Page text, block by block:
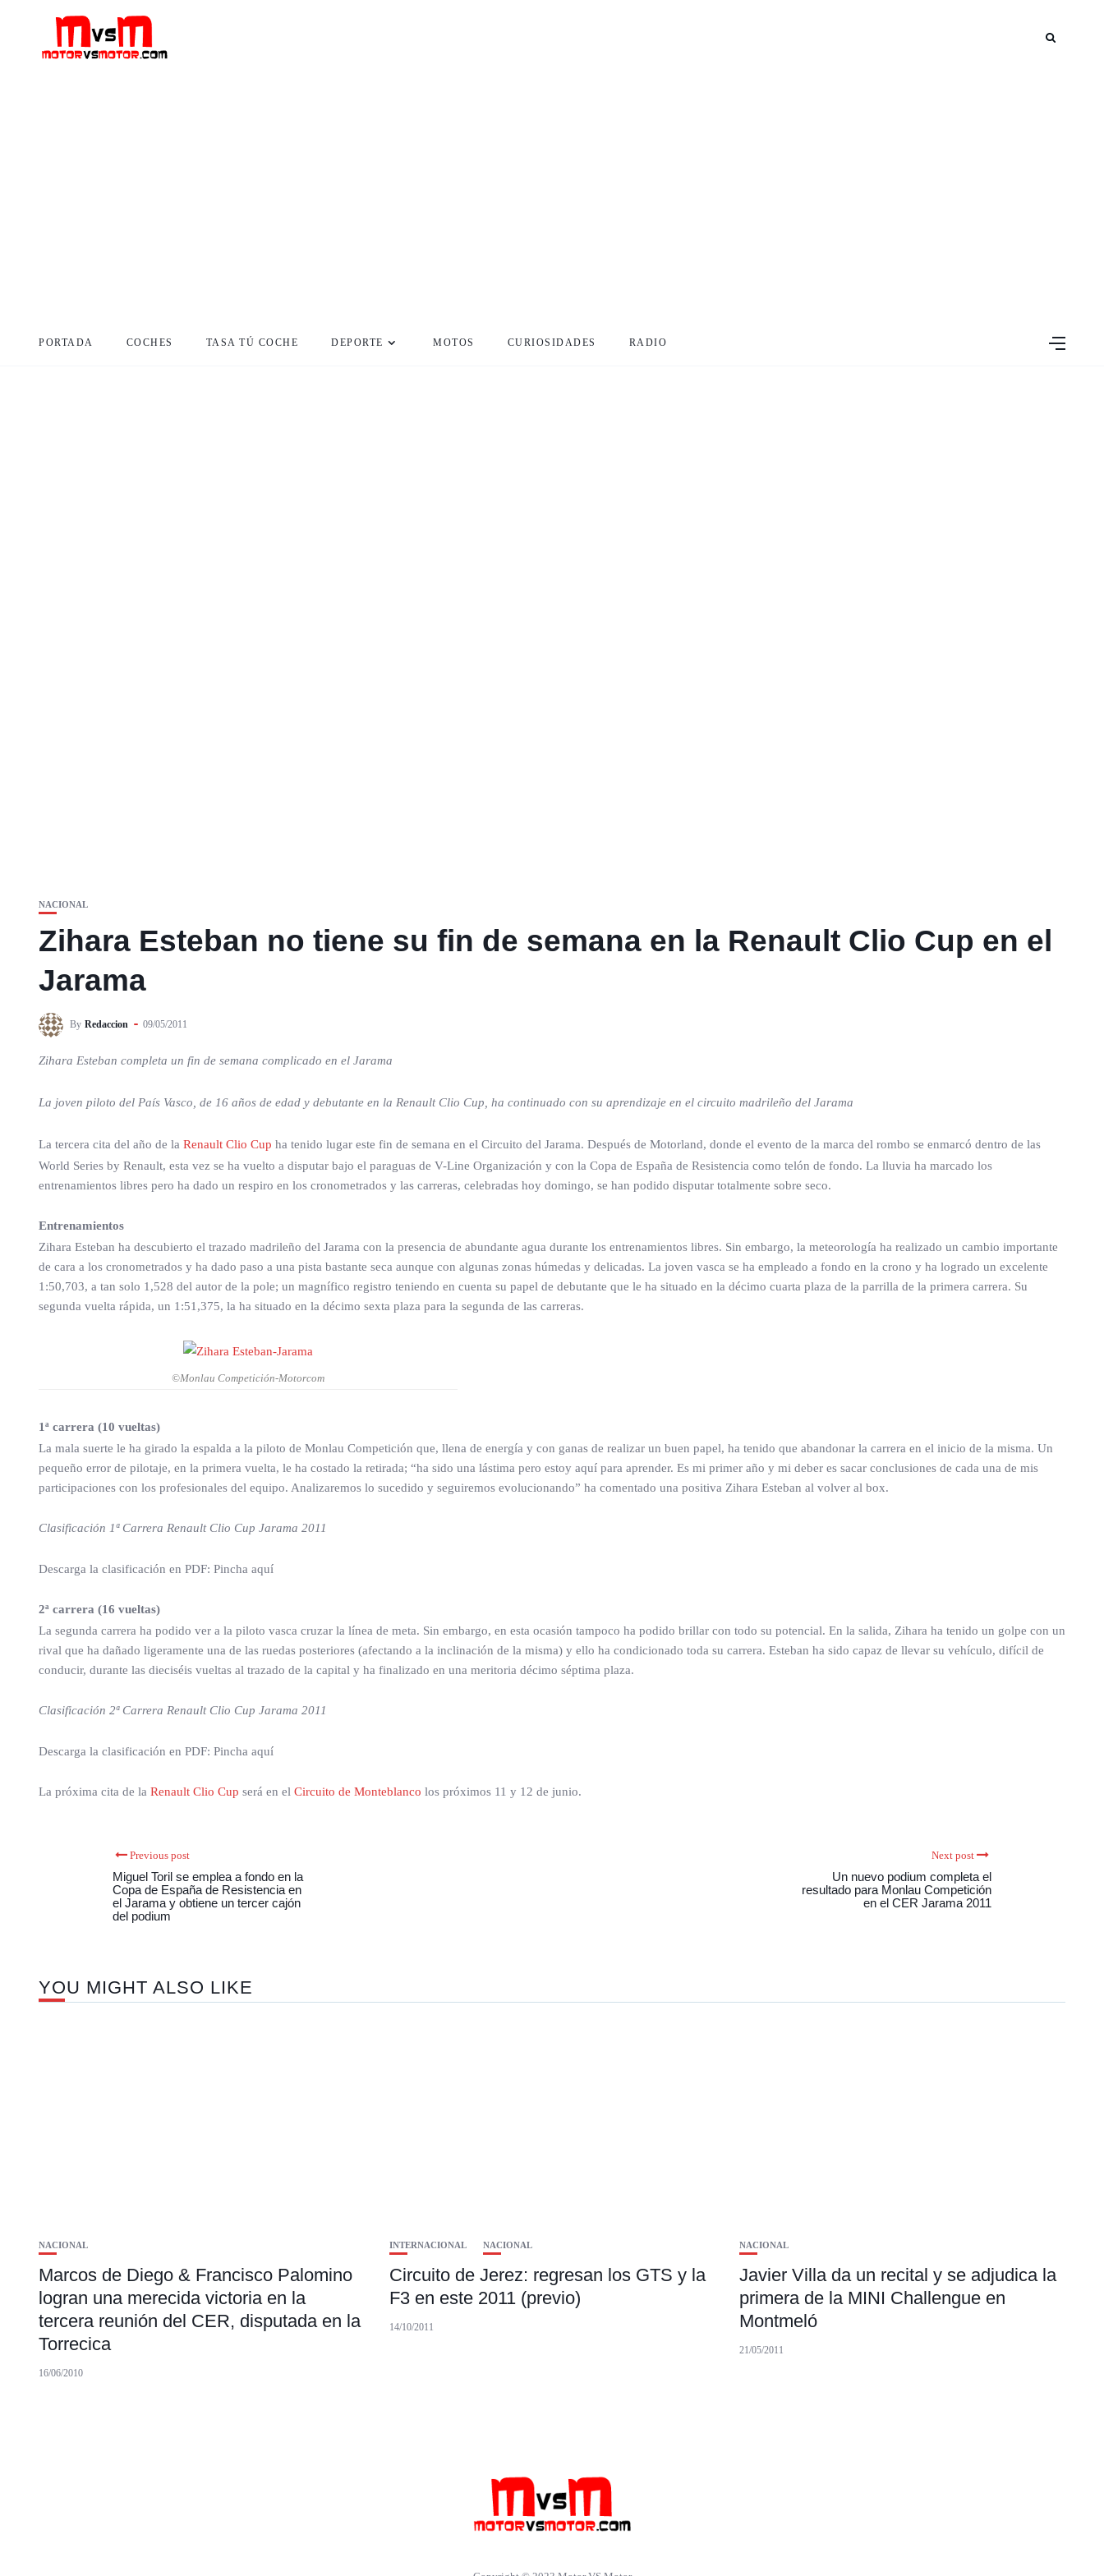
PORTADA COCHES TASA TÚ COCHE DEPORTE MOTOS CURIOSIDADES RADIO
NACIONAL
Zihara Esteban no tiene su fin de semana en la Renault Clio Cup en el
Jarama
By Redaccion 09/05/2011
Zihara Esteban completa un fin de semana complicado en el Jarama
La joven piloto del País Vasco, de 16 años de edad y debutante en la Renault Clio Cup, ha continuado con su aprendizaje en el circuito madrileño del Jarama
La tercera cita del año de la Renault Clio Cup ha tenido lugar este fin de semana en el Circuito del Jarama. Después de Motorland, donde el evento de la marca del rombo se enmarcó dentro de las
World Series by Renault, esta vez se ha vuelto a disputar bajo el paraguas de V-Line Organización y con la Copa de España de Resistencia como telón de fondo. La lluvia ha marcado los
entrenamientos libres pero ha dado un respiro en los cronometrados y las carreras, celebradas hoy domingo, se han podido disputar totalmente sobre seco.
Entrenamientos
Zihara Esteban ha descubierto el trazado madrileño del Jarama con la presencia de abundante agua durante los entrenamientos libres. Sin embargo, la meteorología ha realizado un cambio importante
de cara a los cronometrados y ha dado paso a una pista bastante seca aunque con algunas zonas húmedas y delicadas. La joven vasca se ha empleado a fondo en la crono y ha logrado un excelente
1:50,703, a tan solo 1,528 del autor de la pole; un magnífico registro teniendo en cuenta su papel de debutante que le ha situado en la décimo cuarta plaza de la parrilla de la primera carrera. Su
segunda vuelta rápida, un 1:51,375, la ha situado en la décimo sexta plaza para la segunda de las carreras.
©Monlau Competición-Motorcom
1ª carrera (10 vueltas)
La mala suerte le ha girado la espalda a la piloto de Monlau Competición que, llena de energía y con ganas de realizar un buen papel, ha tenido que abandonar la carrera en el inicio de la misma. Un
pequeño error de pilotaje, en la primera vuelta, le ha costado la retirada; “ha sido una lástima pero estoy aquí para aprender. Es mi primer año y mi deber es sacar conclusiones de cada una de mis
participaciones con los profesionales del equipo. Analizaremos lo sucedido y seguiremos evolucionando” ha comentado una positiva Zihara Esteban al volver al box.
Clasificación 1ª Carrera Renault Clio Cup Jarama 2011
Descarga la clasificación en PDF: Pincha aquí
2ª carrera (16 vueltas)
La segunda carrera ha podido ver a la piloto vasca cruzar la línea de meta. Sin embargo, en esta ocasión tampoco ha podido brillar con todo su potencial. En la salida, Zihara ha tenido un golpe con un
rival que ha dañado ligeramente una de las ruedas posteriores (afectando a la inclinación de la misma) y ello ha condicionado toda su carrera. Esteban ha sido capaz de llevar su vehículo, difícil de
conducir, durante las dieciséis vueltas al trazado de la capital y ha finalizado en una meritoria décimo séptima plaza.
Clasificación 2ª Carrera Renault Clio Cup Jarama 2011
Descarga la clasificación en PDF: Pincha aquí
La próxima cita de la Renault Clio Cup será en el Circuito de Monteblanco los próximos 11 y 12 de junio.
Previous post
Miguel Toril se emplea a fondo en la
Copa de España de Resistencia en
el Jarama y obtiene un tercer cajón
del podium
Next post
Un nuevo podium completa el
resultado para Monlau Competición
en el CER Jarama 2011
YOU MIGHT ALSO LIKE
NACIONAL
Marcos de Diego & Francisco Palomino
logran una merecida victoria en la
tercera reunión del CER, disputada en la
Torrecica
16/06/2010
INTERNACIONAL NACIONAL
Circuito de Jerez: regresan los GTS y la
F3 en este 2011 (previo)
14/10/2011
NACIONAL
Javier Villa da un recital y se adjudica la
primera de la MINI Challengue en
Montmeló
21/05/2011